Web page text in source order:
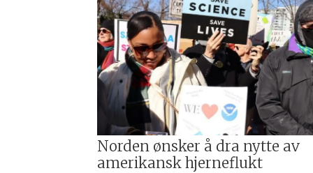
Norden ønsker å dra nytte av
amerikansk hjerneflukt